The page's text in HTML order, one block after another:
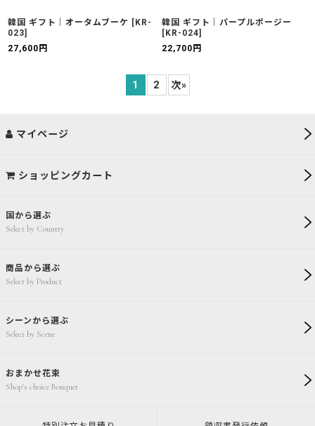
韓国 ギフト｜オータムブーケ [ KR-
023]
27,600 円
韓国 ギフト｜パープルポージー
[ KR-024]
22,700 円
1 2 次»
国から選ぶ
Select by Country
商品から選ぶ
Select by Product
シーンから選ぶ
Select by Scene
おまかせ花束
Shop's choice Bouquet
マイページ
ショッピングカート